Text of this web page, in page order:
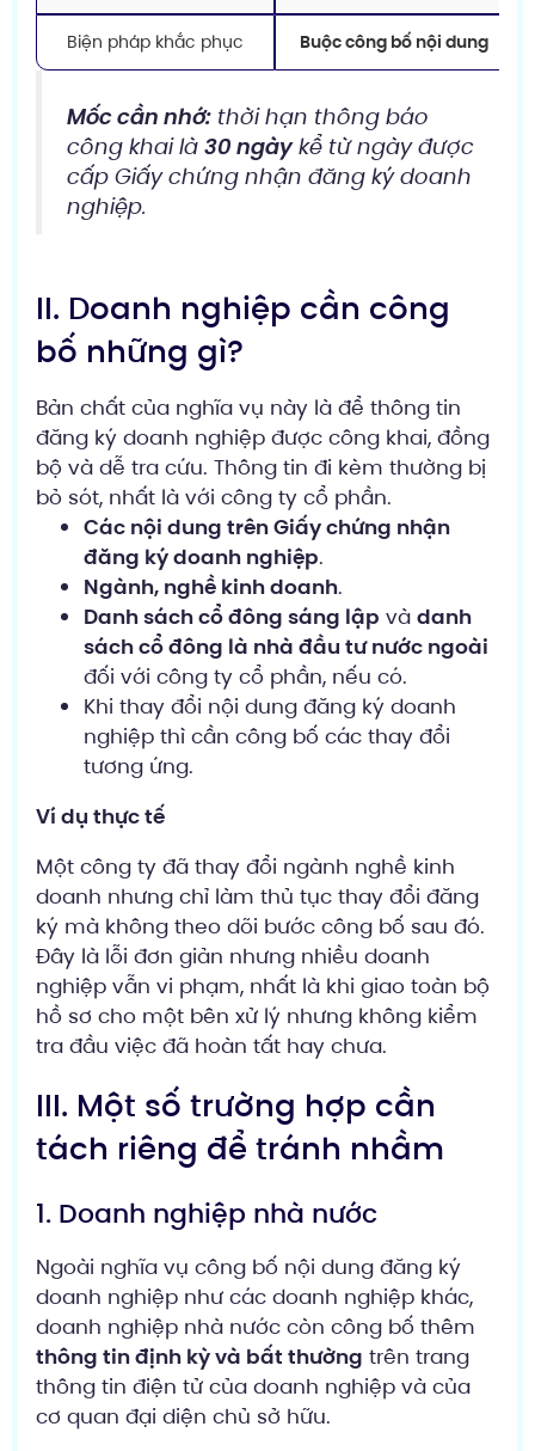
Biện pháp khắc phục Buộc công bố nội dung
Mốc cần nhớ:thời hạn thông báo
công khai là 30 ngàykể từ ngày được
cấp Giấy chứng nhận đăng ký doanh
nghiệp.
II. Doanh nghiệp cần công
bố những gì?
Bản chất của nghĩa vụ này là để thông tin
đăng ký doanh nghiệp được công khai, đồng
bộ và dễ tra cứu. Thông tin đi kèm thường bị
bỏ sót, nhất là với công ty cổ phần.
Các nội dung trên Giấy chứng nhận
đăng ký doanh nghiệp.
Ngành, nghề kinh doanh.
Danh sách cổ đông sáng lập và danh
sách cổ đông là nhà đầu tư nước ngoài
đối với công ty cổ phần, nếu có.
Khi thay đổi nội dung đăng ký doanh
nghiệp thì cần công bố các thay đổi
tương ứng.
Ví dụ thực tế
Một công ty đã thay đổi ngành nghề kinh
doanh nhưng chỉ làm thủ tục thay đổi đăng
ký mà không theo dõi bước công bố sau đó.
Đây là lỗi đơn giản nhưng nhiều doanh
nghiệp vẫn vi phạm, nhất là khi giao toàn bộ
hồ sơ cho một bên xử lý nhưng không kiểm
tra đầu việc đã hoàn tất hay chưa.
III. Một số trường hợp cần
tách riêng để tránh nhầm
1. Doanh nghiệp nhà nước
Ngoài nghĩa vụ công bố nội dung đăng ký
doanh nghiệp như các doanh nghiệp khác,
doanh nghiệp nhà nước còn công bố thêm
thông tin định kỳ và bất thường trên trang
thông tin điện tử của doanh nghiệp và của
cơ quan đại diện chủ sở hữu.